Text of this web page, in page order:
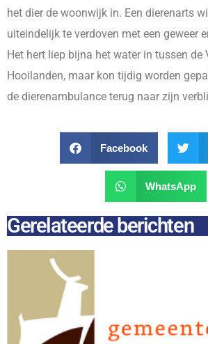
het dier de woonwijk in. Een dierenarts
uiteindelijk te verdoven met een geweer
Het hert liep bijna het water in tussen de
Hooilanden, maar kon tijdig worden
de dierenambulance terug naar zijn
Facebook
WhatsApp
Gerelateerde berichten